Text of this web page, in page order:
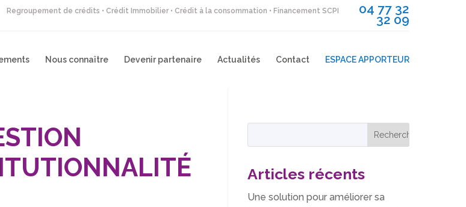
Regroupement de crédits • Crédit Immobilier • Crédit à la consommation • Financement SCPI 04 77 32
32 09
Nous connaître Devenir partenaire Actualités Contact ESPACE APPORTEUR
Articles récents
Une solution pour améliorer sa